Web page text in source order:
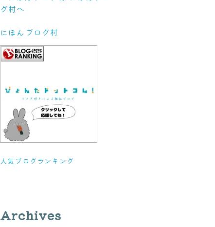
にほんブログ村
人気ブログランキング
Archives